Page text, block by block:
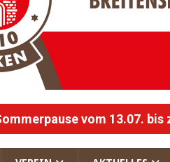
vom 13.07.